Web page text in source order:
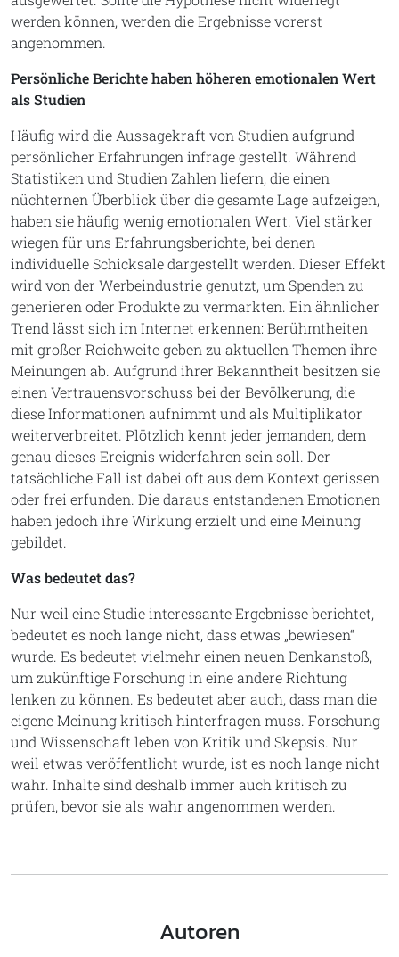
werden können, werden die Ergebnisse vorerst
angenommen.
Persönliche Berichte haben höheren emotionalen Wert
als Studien
Häufig wird die Aussagekraft von Studien aufgrund
persönlicher Erfahrungen infrage gestellt. Während
Statistiken und Studien Zahlen liefern, die einen
nüchternen Überblick über die gesamte Lage aufzeigen,
haben sie häufig wenig emotionalen Wert. Viel stärker
wiegen für uns Erfahrungsberichte, bei denen
individuelle Schicksale dargestellt werden. Dieser Effekt
wird von der Werbeindustrie genutzt, um Spenden zu
generieren oder Produkte zu vermarkten. Ein ähnlicher
Trend lässt sich im Internet erkennen: Berühmtheiten
mit großer Reichweite geben zu aktuellen Themen ihre
Meinungen ab. Aufgrund ihrer Bekanntheit besitzen sie
einen Vertrauensvorschuss bei der Bevölkerung, die
diese Informationen aufnimmt und als Multiplikator
weiterverbreitet. Plötzlich kennt jeder jemanden, dem
genau dieses Ereignis widerfahren sein soll. Der
tatsächliche Fall ist dabei oft aus dem Kontext gerissen
oder frei erfunden. Die daraus entstandenen Emotionen
haben jedoch ihre Wirkung erzielt und eine Meinung
gebildet.
Was bedeutet das?
Nur weil eine Studie interessante Ergebnisse berichtet,
bedeutet es noch lange nicht, dass etwas „bewiesen“
wurde. Es bedeutet vielmehr einen neuen Denkanstoß,
um zukünftige Forschung in eine andere Richtung
lenken zu können. Es bedeutet aber auch, dass man die
eigene Meinung kritisch hinterfragen muss. Forschung
und Wissenschaft leben von Kritik und Skepsis. Nur
weil etwas veröffentlicht wurde, ist es noch lange nicht
wahr. Inhalte sind deshalb immer auch kritisch zu
prüfen, bevor sie als wahr angenommen werden.
Autoren